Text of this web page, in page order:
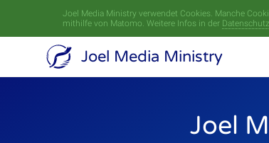
Joel Media Ministry verwendet Cookies. Manche
mithilfe von Matomo. Weitere Infos in der
Joel Media Ministry
Joel